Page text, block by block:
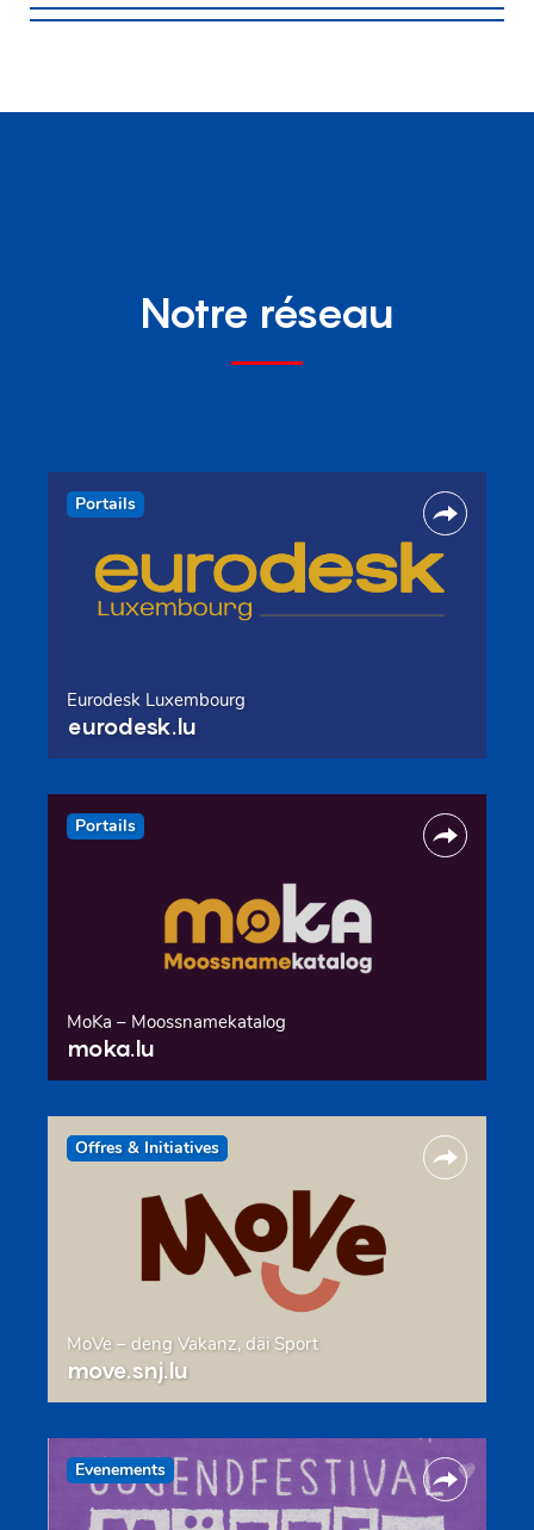
Notre réseau
Portails
Eurodesk Luxembourg
eurodesk.lu
Portails
MoKa – Moossnamekatalog
moka.lu
Offres & Initiatives
MoVe – deng Vakanz, däi Sport
move.snj.lu
Evenements